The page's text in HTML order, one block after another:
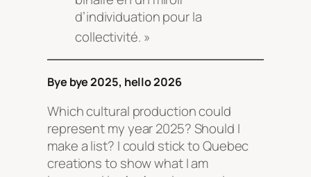
d’individuation pour la
collectivité. »
Bye bye 2025, hello 2026
Which cultural production could
represent my year 2025? Should I
make a list? I could stick to Quebec
creations to show what I am